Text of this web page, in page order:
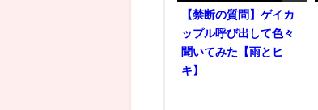
【禁断の質問】ゲイカ
ップル呼び出して色々
聞いてみた【雨とヒ
キ】